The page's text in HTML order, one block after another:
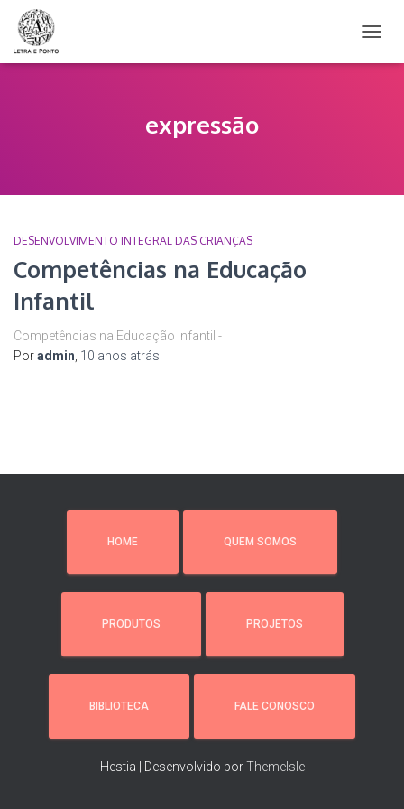
expressão
DESENVOLVIMENTO INTEGRAL DAS CRIANÇAS
Competências na Educação
Infantil
Competências na Educação Infantil -
Poradmin 10 anos atrás
HOME QUEM SOMOS
PRODUTOS PROJETOS
BIBLIOTECA FALE CONOSCO
Hestia | Desenvolvido porThemeIsle